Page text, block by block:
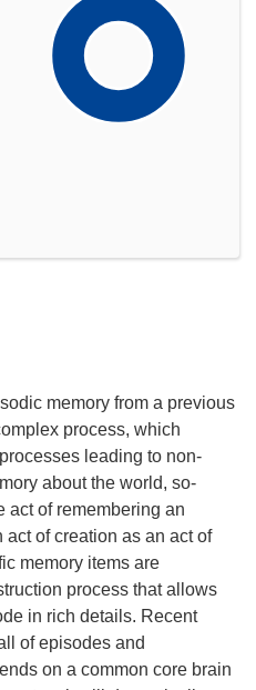
memory from a previous
process, which
leading to non-
about the world, so-
act of remembering an
of creation as an act of
memory items are
process that allows
in rich details. Recent
of episodes and
on a common core brain